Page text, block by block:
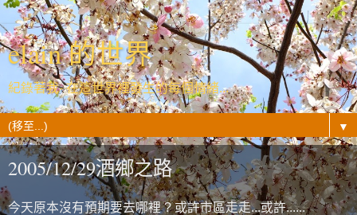
elain 的世界
紀錄著我- 在這世界裡發生的每個情緒...
▼
2005/12/29酒鄉之路
今天原本沒有預期要去哪裡 ? 或許市區走走...或許......